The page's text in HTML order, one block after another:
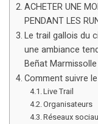
ACHETER UNE
PENDANT LES
Le trail gallois du
une ambiance
Beñat Marmissolle
Comment suivre
Live Trail
Organisateurs
Réseaux